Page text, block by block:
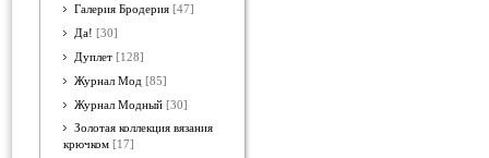
Галерия Бродерия [47]
Да! [30]
Дуплет [128]
Журнал Мод [85]
Журнал Модный [30]
Золотая коллекция вязания
крючком [17]